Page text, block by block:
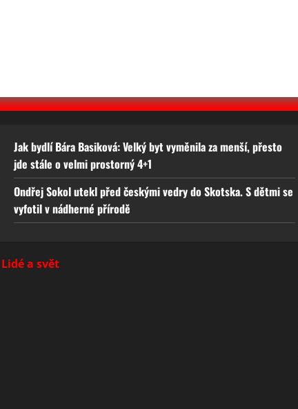
Jak bydlí Bára Basiková: Velký byt vyměnila za menší, přesto
jde stále o velmi prostorný 4+1
Ondřej Sokol utekl před českými vedry do Skotska. S dětmi se
vyfotil v nádherné přírodě
Lidé a svět